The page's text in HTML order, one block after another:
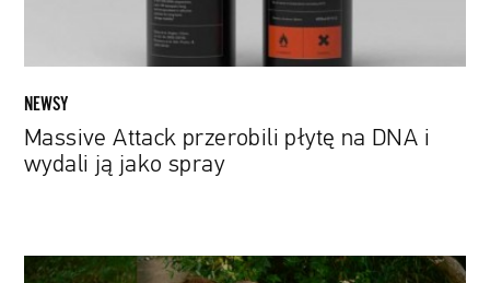
spray
NEWSY
Massive Attack przerobili płytę na DNA i
wydali ją jako spray
Tęskno: